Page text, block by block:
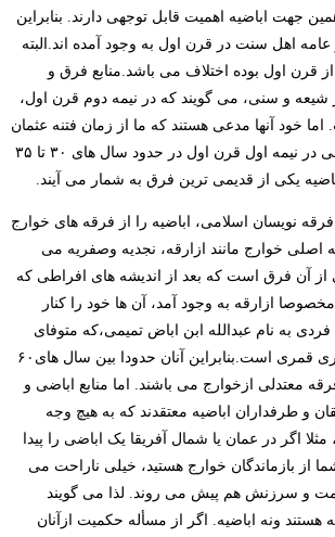
جهت اباضیه اهمیت قابل توجهی دارند. بنابراین
عامه اهل سنت در قرن اول به وجود آمده اند.البته
قرن اول بوده اختلاف می باشد.منابع فرق و
شیعه و سنی، می گویند که در نیمه دوم قرن اول،
بوده است. اما خود آنها مدعی هستند که ما از زمان فتنه عثمان
و کشته شدن عثمان یعنی در نیمه اول قرن اول در حدود سال های ۳۰ تا ۳۵
یکی از قدیمی ترین فرق به شمار می آیند.
نویسان اسلامی، اباضیه را از فرقه های خوارج
اصلی خوارج مانند ازارقه، نجدیه وصفریه می
از آن فرق است که بعد از اندیشه های افراطی که
ازارقه به وجود آمد، آن ها خود را کنار
به نام عبدالله ابن اباض تمیمی،که متوفای
حدودا بین ۸۰ تا ۸۵ هجری قمری است.بنابراین آنان حدودا بین سال های۶۰
و فرقه معتدلی ازخوارج می باشند. اما منابع اباضی و
و طرفداران اباضیه معتقدند که به هیچ وجه
اگر در عمان یا شمال آفریقا یک اباضی را پیدا
از بازماندگان خوارج هستید، خیلی ناراحت می
و سرزنش هم پیش می روند. لذا می گویند
هستند ونه اباضیه. اگر از مسأله حکمیت ازآنان